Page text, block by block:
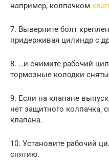
например, колпачком
7. Выверните болт
придерживая цилиндр с
8. …и снимите рабочий
тормозные колодки
9. Если на клапане
нет защитного колпачка,
клапана.
10. Установите рабочий
снятию.